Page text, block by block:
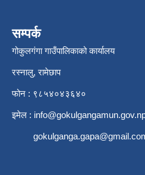
सम्पर्क
गोकुलगंगा गाउँपालिकाको कार्यालय
रस्नालु, रामेछाप
फोन : ९८५४०४३६४०
इमेल :